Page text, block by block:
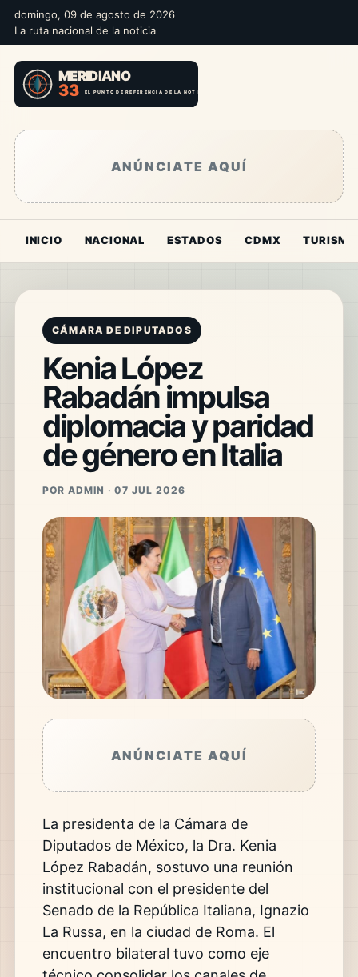
domingo, 09 de agosto de 2026
La ruta nacional de la noticia
ANÚNCIATE AQUÍ
INICIO NACIONAL ESTADOS CDMX TURISMO
CÁMARA DE DIPUTADOS
Kenia López
Rabadán impulsa
diplomacia y paridad
de género en Italia
POR ADMIN · 07 JUL 2026
ANÚNCIATE AQUÍ
La presidenta de la Cámara de
Diputados de México, la Dra. Kenia
López Rabadán, sostuvo una reunión
institucional con el presidente del
Senado de la República Italiana, Ignazio
La Russa, en la ciudad de Roma. El
encuentro bilateral tuvo como eje